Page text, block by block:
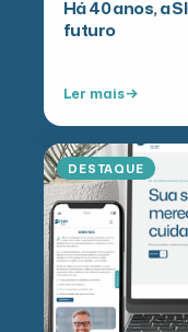
Há 40 anos, a
futuro
Ler mais
DESTAQUE